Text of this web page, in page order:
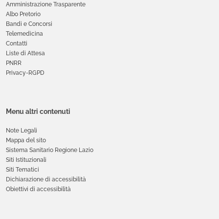
Amministrazione Trasparente
Albo Pretorio
Bandi e Concorsi
Telemedicina
Contatti
Liste di Attesa
PNRR
Privacy-RGPD
Menu altri contenuti
Note Legali
Mappa del sito
Sistema Sanitario Regione Lazio
Siti Istituzionali
Siti Tematici
Dichiarazione di accessibilità
Obiettivi di accessibilità